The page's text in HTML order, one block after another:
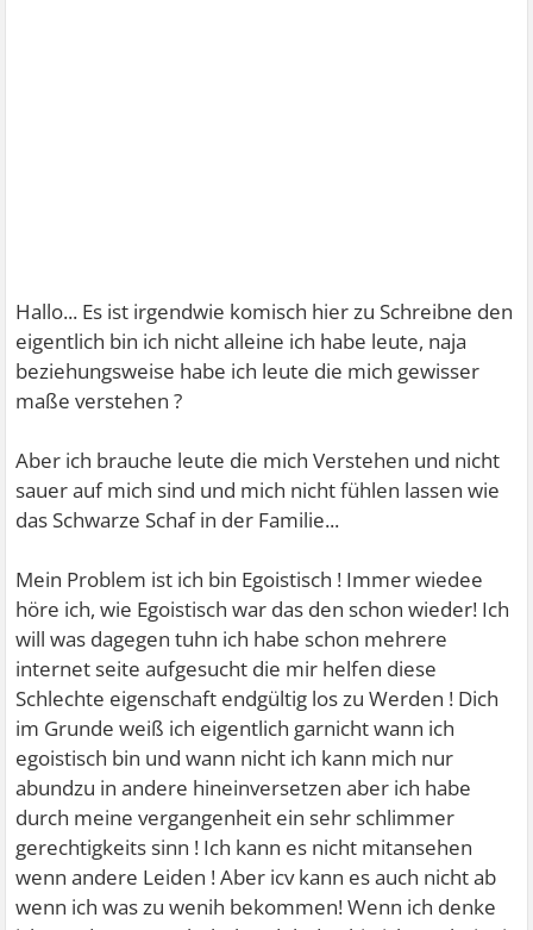
Hallo... Es ist irgendwie komisch hier zu Schreibne den
eigentlich bin ich nicht alleine ich habe leute, naja
beziehungsweise habe ich leute die mich gewisser
maße verstehen ?
Aber ich brauche leute die mich Verstehen und nicht
sauer auf mich sind und mich nicht fühlen lassen wie
das Schwarze Schaf in der Familie...
Mein Problem ist ich bin Egoistisch ! Immer wiedee
höre ich, wie Egoistisch war das den schon wieder! Ich
will was dagegen tuhn ich habe schon mehrere
internet seite aufgesucht die mir helfen diese
Schlechte eigenschaft endgültig los zu Werden ! Dich
im Grunde weiß ich eigentlich garnicht wann ich
egoistisch bin und wann nicht ich kann mich nur
abundzu in andere hineinversetzen aber ich habe
durch meine vergangenheit ein sehr schlimmer
gerechtigkeits sinn ! Ich kann es nicht mitansehen
wenn andere Leiden ! Aber icv kann es auch nicht ab
wenn ich was zu wenih bekommen! Wenn ich denke